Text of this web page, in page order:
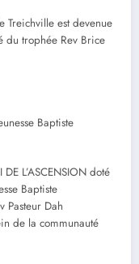
Treichville est devenue
du trophée Rev Brice
Baptiste
L’ASCENSION doté
Baptiste
Pasteur Dah
de la communauté